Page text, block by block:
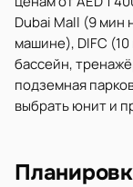
Dubai Mall (9 мин
машине), DIFC
бассейн,
подземная
выбрать юнит и